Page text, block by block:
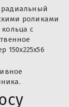
роликами
с
150x225x56